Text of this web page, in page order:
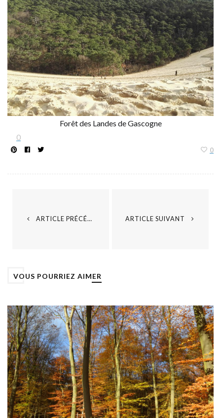
Forêt des Landes de Gascogne
0
0
ARTICLE PRÉCÉDENT ARTICLE SUIVANT
VOUS POURRIEZ AIMER